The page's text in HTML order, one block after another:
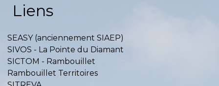
Liens
SEASY (anciennement SIAEP)
SIVOS - La Pointe du Diamant
SICTOM - Rambouillet
Rambouillet Territoires